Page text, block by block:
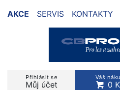
AKCE SERVIS KONTAKTY
Přihlásit se
Můj účet
Váš
0